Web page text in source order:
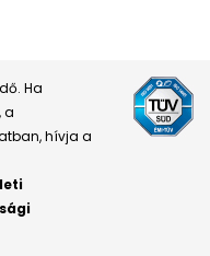
Ha
a
hívja a